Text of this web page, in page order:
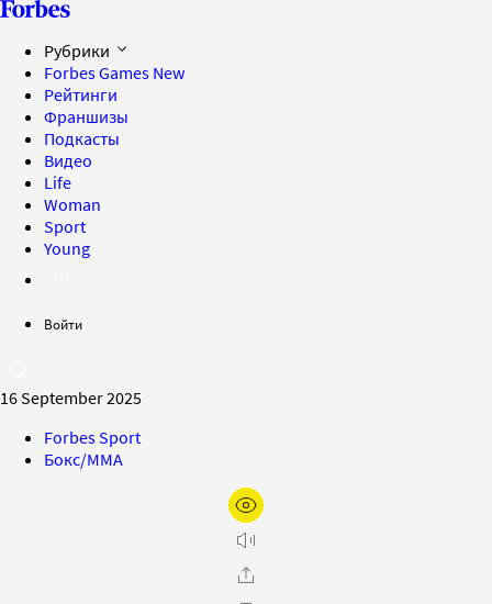
Рубрики
Forbes Games New
Рейтинги
Франшизы
Подкасты
Видео
Life
Woman
Sport
Young
Войти
16 September 2025
Forbes Sport
Бокс/MMA